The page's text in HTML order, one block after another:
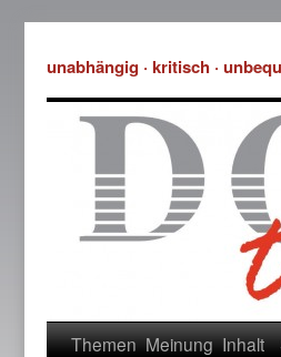
unabhängig · kritisch ·
Themen Meinung Inhalt